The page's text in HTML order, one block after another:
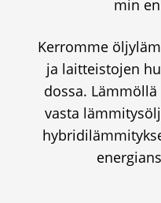
min
Ker­rom­me
ja lait­teis­to­jen
dos­sa.
vas­ta